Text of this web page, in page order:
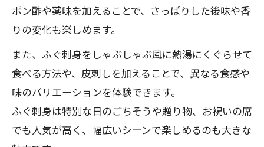
ポン酢や薬味を加えることで、さっぱりした後味や香
りの変化も楽しめます。
また、ふぐ刺身をしゃぶしゃぶ風に熱湯にくぐらせて
食べる方法や、皮刺しを加えることで、異なる食感や
味のバリエーションを体験できます。
ふぐ刺身は特別な日のごちそうや贈り物、お祝いの席
でも人気が高く、幅広いシーンで楽しめるのも大きな